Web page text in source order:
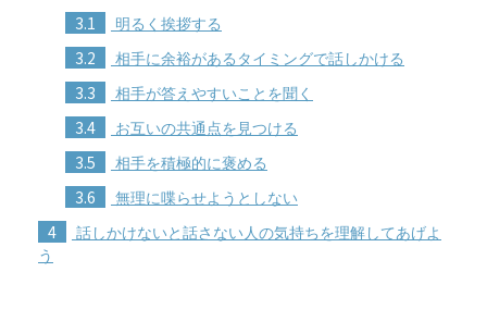
3.1 明るく挨拶する
3.2 相手に余裕があるタイミングで話しかける
3.3 相手が答えやすいことを聞く
3.4 お互いの共通点を見つける
3.5 相手を積極的に褒める
3.6 無理に喋らせようとしない
4
話しかけないと話さない人の気持ちを理解してあげよ
う